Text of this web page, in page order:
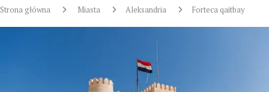
Strona główna Miasta Aleksandria Forteca qaitbay